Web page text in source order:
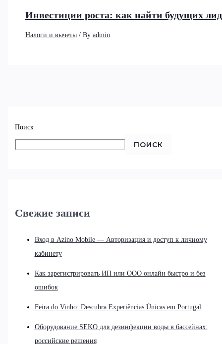
Поиск
ПОИСК
Свежие записи
Вход в Azino Mobile — Авторизация и доступ к личному
кабинету
Как зарегистрировать ИП или ООО онлайн быстро и без
ошибок
Feira do Vinho: Descubra Experiências Únicas em Portugal
Оборудование SEKO для дезинфекции воды в бассейнах:
российские решения
Инвестиции роста: как найти будущих
Налоги и вычеты/ By admin